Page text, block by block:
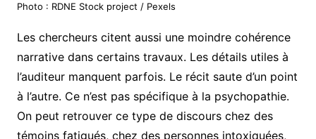
Photo : RDNE Stock project / Pexels
Les chercheurs citent aussi une moindre cohérence
narrative dans certains travaux. Les détails utiles à
l’auditeur manquent parfois. Le récit saute d’un point
à l’autre. Ce n’est pas spécifique à la psychopathie.
On peut retrouver ce type de discours chez des
témoins fatigués, chez des personnes intoxiquées,